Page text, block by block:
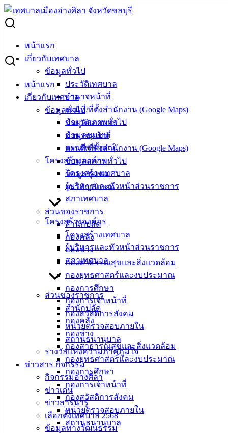
Skip
to
content
หน้าแรก
เกี่ยวกับเทศบาล
ข้อมูลทั่วไป
ประวัติเทศบาล
อำนาจหน้าที่
แผนที่/ที่ตั้งสำนักงาน (Google Maps)
ข้อมูลสภาพทั่วไป
ข้อมูลชุมชน
ตราสัญลักษณ์
โครงสร้างองค์กร
โครงสร้างเทศบาล
ผู้บริหารและหัวหน้าส่วนราชการ
สภาเทศบาล
ส่วนของราชการ
สำนักปลัด
กองคลัง
กองช่าง
กองสาธารณสุขและสิ่งแวดล้อม
กองยุทธศาสตร์และงบประมาณ
กองการศึกษา
กองการเจ้าหน้าที่
กองสวัสดิการสังคม
หน่วยตรวจสอบภายใน
สถานธนานุบาล
รางวัลแห่งความภาคภูมิใจ
ข่าวสาร กิจกรรม
กิจกรรมอ่างศิลา
ข่าวเด่น
ข่าวสารน่ารู้
เลือกตั้งเทศบาล 2568
ข้อมูลทางวัฒนธรรม
หน้าแรก
เกี่ยวกับเทศบาล
ข้อมูลทั่วไป
ประวัติเทศบาล
อำนาจหน้าที่
แผนที่/ที่ตั้งสำนักงาน (Google Maps)
ข้อมูลสภาพทั่วไป
ข้อมูลชุมชน
ตราสัญลักษณ์
โครงสร้างองค์กร
โครงสร้างเทศบาล
ผู้บริหารและหัวหน้าส่วนราชการ
สภาเทศบาล
ส่วนของราชการ
สำนักปลัด
กองคลัง
กองช่าง
กองสาธารณสุขและสิ่งแวดล้อม
กองยุทธศาสตร์และงบประมาณ
กองการศึกษา
กองการเจ้าหน้าที่
กองสวัสดิการสังคม
หน่วยตรวจสอบภายใน
สถานธนานุบาล
Search
ประกาศผู้ชนะการเสนอราคา จ้างซ่อมแซมรถยนต์หมายเลข
ทะเบียน ผฉ 9592 ชลบุรี โดยวิธีเฉพาะเจาะจง
ประกาศผู้ชนะการเสนอราคา จ้างซ่อมแซม
รถยนต์หมายเลขทะเบียน ผฉ 9592 ชลบุรี
โดยวิธีเฉพาะเจาะจง
เมษายน 10, 2023เมษายน 11, 2023 vichakarn
ประกาศผู้ชนะ
จ้างซ่อมแซมรถยนต์หมายเลขทะเบียน ผฉ 9592
เมืองอ่าง
เทศบาลเมือง
อ.เมือง จ.ชลบุรี
ติดต่อ :
038-
142-100-104
บริการ
ประชาชน